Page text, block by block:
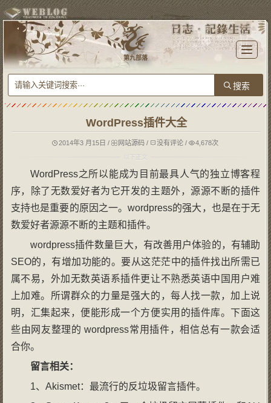
T
o
l
e
n
第九部落
WordPress插件大全
2014年3 月15日/ 网站源码 / 没有评论 / 4,678次
WordPress之所以能成为目前最具人气的独立博客程
序，除了无数爱好者为它开发的主题外，源源不断的插件
支持也是重要的原因之一。wordpress的强大，也是在于无
数爱好者源源不断的主题和插件。
wordpress插件数量巨大，有改善用户体验的，有辅助
SEO的，有增加功能的。要从这茫茫中的插件找出所需已
属不易，外加无数英语系插件更让不熟悉英语中国用户难
上加难。所谓群众的力量是强大的，每人找一款，加上说
明，汇集起来，便能形成一个方便实用的插件库。下面这
些由网友整理的 wordpress常用插件，相信总有一款会适
合你。
留言相关：
1、Akismet：最流行的反垃圾留言插件。